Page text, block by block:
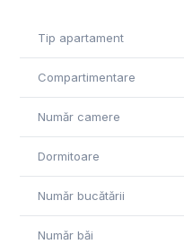
Tip apartament
Compartimentare
Număr camere
Dormitoare
Număr bucătării
Număr băi